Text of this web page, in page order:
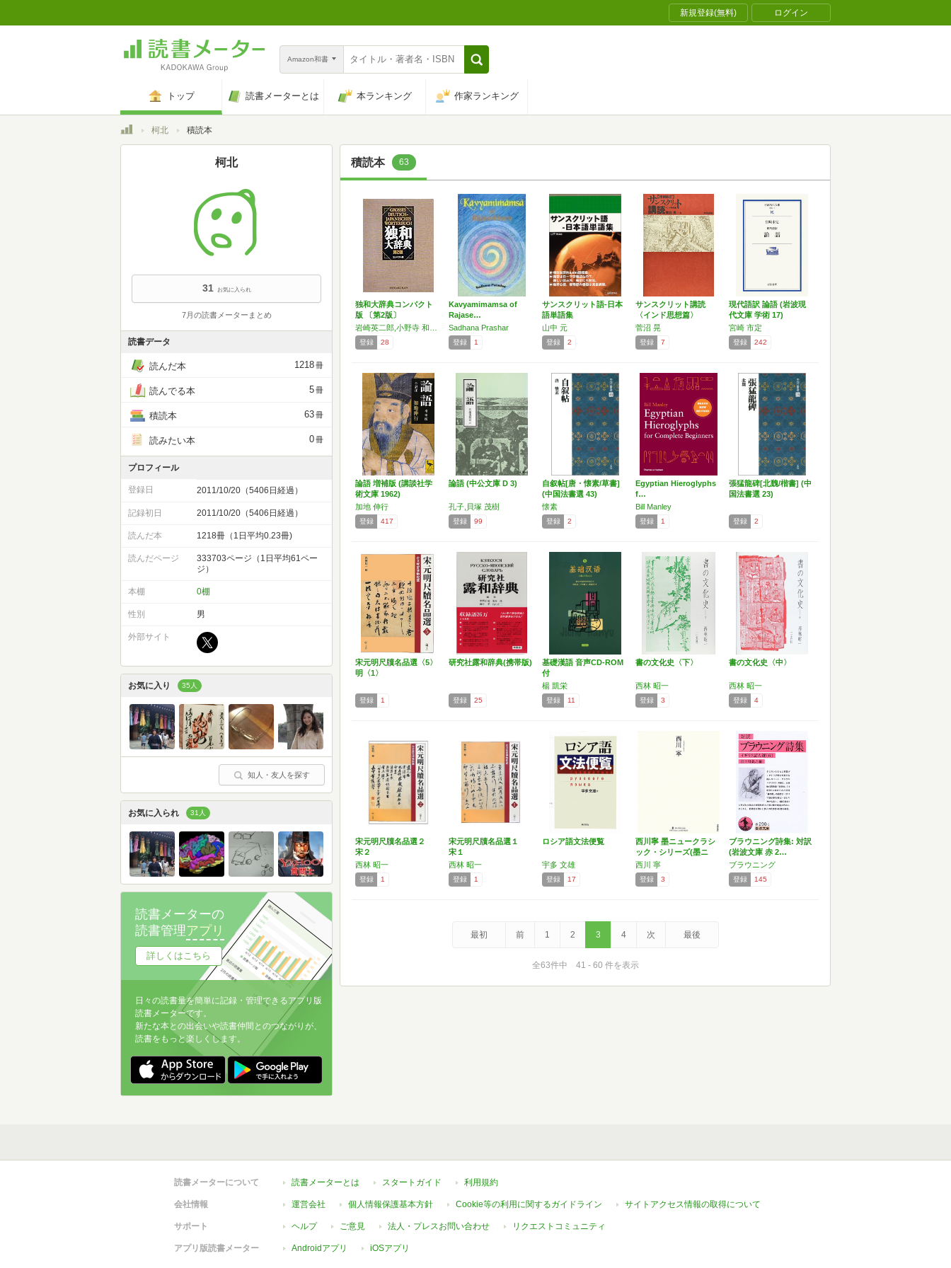
新規登録(無料) ログイン
Amazon和書
トップ 読書メーターとは 本ランキング 作家ランキング
トップ柯北 積読本
積読本 63
独和大辞典コンパクト
版 〔第2版〕
登録 28
Kavyamimamsa of
Rajase…
Sadhana Prashar
登録 1
サンスクリット語‐日本
語単語集
山中 元
登録 2
サンスクリット講読
〈インド思想篇〉
菅沼 晃
登録 7
現代語訳 論語 (岩波現
代文庫 学術 17)
宮崎 市定
登録 242
論語 増補版 (講談社学
術文庫 1962)
加地 伸行
登録 417
論語 (中公文庫 D 3)
孔子,貝塚 茂樹
登録 99
自叙帖[唐・懐素/草書]
(中国法書選 43)
懐素
登録 2
Egyptian Hieroglyphs
f…
Bill Manley
登録 1
張猛龍碑[北魏/楷書] (中
国法書選 23)
登録 2
宋元明尺牘名品選〈5〉
明〈1〉
登録 1
研究社露和辞典(携帯版)
登録 25
基礎漢語 音声CD-ROM
付
楊 凱栄
登録 11
書の文化史〈下〉
西林 昭一
登録 3
書の文化史〈中〉
西林 昭一
登録 4
宋元明尺牘名品選２
宋２
西林 昭一
登録 1
宋元明尺牘名品選１
宋１
西林 昭一
登録 1
ロシア語文法便覧
宇多 文雄
登録 17
西川寧 墨ニュークラシ
ック・シリーズ(墨ニ
ュ…
西川 寧
登録 3
ブラウニング詩集: 対訳
(岩波文庫 赤 2…
ブラウニング
登録 145
最初 前 1 2 3 4 次 最後
全63件中 41 - 60 件を表示
柯北
31 お気に入られ
7月の読書メーターまとめ
読書データ
読んだ本 1218冊
読んでる本 5冊
積読本 63冊
読みたい本 0冊
プロフィール
登録日 2011/10/20（5406日経過）
記録初日 2011/10/20（5406日経過）
読んだ本 1218冊（1日平均0.23冊)
読んだページ
333703ページ（1日平均61ペー
ジ）
本棚 0棚
性別 男
外部サイト
お気に入り 35人
知人・友人を探す
お気に入られ 31人
読書メーターの
読書管理アプリ
詳しくはこちら
日々の読書量を簡単に記録・管理できるアプリ版
読書メーターです。
新たな本との出会いや読書仲間とのつながりが、
読書をもっと楽しくします。
読書メーターについて 読書メーターとは スタートガイド 利用規約
会社情報 運営会社 個人情報保護基本方針 Cookie等の利用に関するガイドライン サイトアクセス情報の取得について
サポート ヘルプ ご意見 法人・プレスお問い合わせ リクエストコミュニティ
アプリ版読書メーター Androidアプリ iOSアプリ